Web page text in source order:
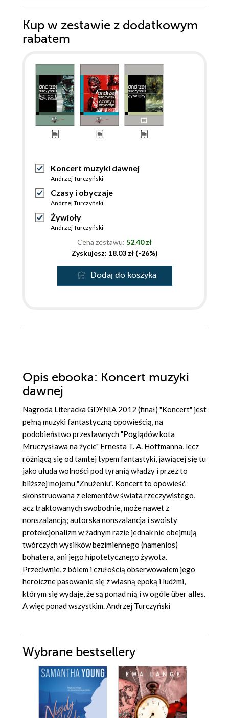
Kup w zestawie z dodatkowym
rabatem
Koncert muzyki dawnej
Andrzej Turczyński
Czasy i obyczaje
Andrzej Turczyński
Żywioły
Andrzej Turczyński
Cena zestawu: 52.40 zł
Zyskujesz: 18.03 zł (-26%)
Dodaj do koszyka
Opis ebooka: Koncert muzyki
dawnej
Nagroda Literacka GDYNIA 2012 (finał) "Koncert" jest
pełną muzyki fantastyczną opowieścią, na
podobieństwo przesławnych "Poglądów kota
Mruczysława na życie" Ernesta T. A. Hoffmanna, lecz
różniącą się od tamtej typem fantastyki, jawiącej się tu
jako ułuda wolności pod tyranią władzy i przez to
bliższej mojemu "Znużeniu". Koncert to opowieść
skonstruowana z elementów świata rzeczywistego,
acz traktowanych swobodnie, może nawet z
nonszalancją; autorska nonszalancja i swoisty
protekcjonalizm w żadnym razie jednak nie obejmują
twórczych wysiłków bezimiennego (namenlos)
bohatera, ani jego hipotetycznego żywota.
Przeciwnie, z bólem i czułością obserwowałem jego
heroiczne pasowanie się z własną epoką i ludźmi,
którym się wydaje, że są ponad nią i w ogóle über alles.
A więc ponad wszystkim. Andrzej Turczyński
Wybrane bestsellery